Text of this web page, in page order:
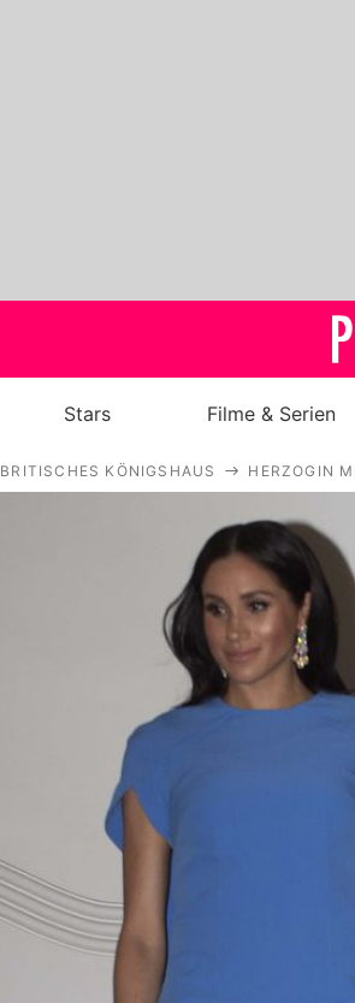
Stars Filme & Serien
BRITISCHES KÖNIGSHAUS HERZOGIN